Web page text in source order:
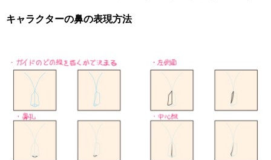
キャラクターの鼻の表現方法